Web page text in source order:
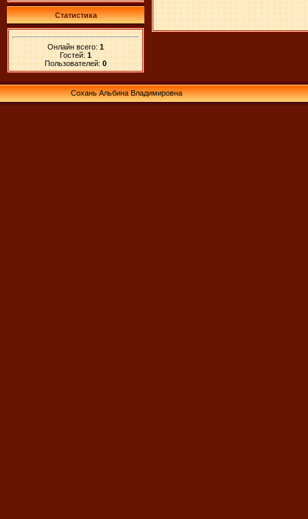
Статистика
Онлайн всего: 1
Гостей: 1
Пользователей: 0
Сохань Альбина Владимировна